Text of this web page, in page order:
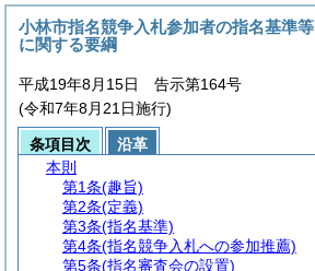
小林市指名競争入札参加者の指名基準等
に関する要綱
平成19年8月15日 告示第164号
(令和7年8月21日施行)
条項目次
沿革
本則
第1条(趣旨)
第2条(定義)
第3条(指名基準)
第4条(指名競争入札への参加推薦)
第5条(指名審査会の設置)